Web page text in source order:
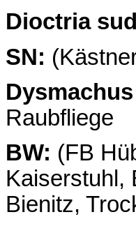
Dioctria
SN:
Raubfliege
BW: (FB
Kaiserstuhl,
Bienitz,